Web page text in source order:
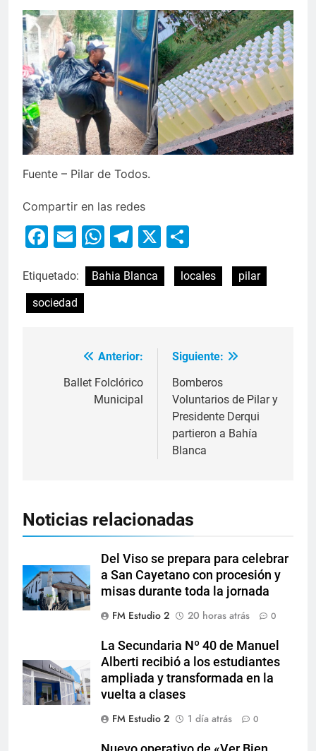
Fuente – Pilar de Todos.
Compartir en las redes
Facebook
EmailWhatsApp
Telegram
X
Etiquetado: Bahia Blanca locales
pilar
sociedad
Anterior:
Ballet Folclórico
Municipal
Siguiente:
Bomberos
Voluntarios de Pilar y
Presidente Derqui
partieron a Bahía
Blanca
Noticias relacionadas
Del Viso se prepara para celebrar
a San Cayetano con procesión y
misas durante toda la jornada
FM Estudio 2
20 horas atrás 0
La Secundaria Nº 40 de Manuel
Alberti recibió a los estudiantes
ampliada y transformada en la
vuelta a clases
FM Estudio 2
1 día atrás 0